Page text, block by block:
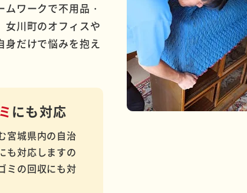
ワークで不用品・
女川町のオフィスや
身だけで悩みを抱え
にも対応
宮城県内の自治
も対応しますの
ミの回収にも対